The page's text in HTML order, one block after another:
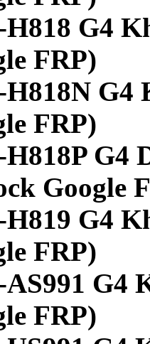
G4
FRP)
G4
FRP)
G4
Google
G4
FRP)
G4
FRP)